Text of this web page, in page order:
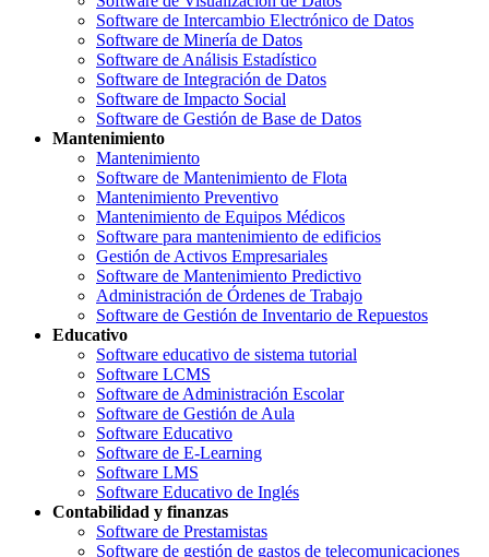
Software de Intercambio Electrónico de Datos
Software de Minería de Datos
Software de Análisis Estadístico
Software de Integración de Datos
Software de Impacto Social
Software de Gestión de Base de Datos
Mantenimiento
Mantenimiento
Software de Mantenimiento de Flota
Mantenimiento Preventivo
Mantenimiento de Equipos Médicos
Software para mantenimiento de edificios
Gestión de Activos Empresariales
Software de Mantenimiento Predictivo
Administración de Órdenes de Trabajo
Software de Gestión de Inventario de Repuestos
Educativo
Software educativo de sistema tutorial
Software LCMS
Software de Administración Escolar
Software de Gestión de Aula
Software Educativo
Software de E-Learning
Software LMS
Software Educativo de Inglés
Contabilidad y finanzas
Software de Prestamistas
Software de gestión de gastos de telecomunicaciones